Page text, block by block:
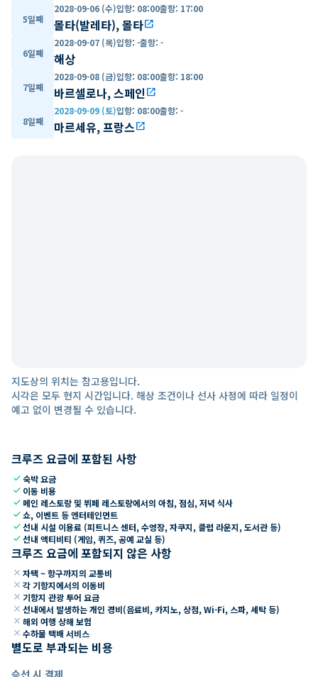
5일째
2028-09-06 (수)입항: 08:00출항: 17:00
몰타(발레타), 몰타open_in_new
6일째
2028-09-07 (목)입항: -출항: -
해상
7일째
2028-09-08 (금)입항: 08:00출항: 18:00
바르셀로나, 스페인open_in_new
8일째
2028-09-09 (토)입항: 08:00출항: -
마르세유, 프랑스open_in_new
지도상의 위치는 참고용입니다.
시각은 모두 현지 시간입니다. 해상 조건이나 선사 사정에 따라 일정이
예고 없이 변경될 수 있습니다.
크루즈 요금에 포함된 사항
check숙박 요금
check 이동 비용
check 메인 레스토랑 및 뷔페 레스토랑에서의 아침, 점심, 저녁 식사
check쇼, 이벤트 등 엔터테인먼트
check선내 시설 이용료 (피트니스 센터, 수영장, 자쿠지, 클럽 라운지, 도서관 등)
check선내 액티비티 (게임, 퀴즈, 공예 교실 등)
크루즈 요금에 포함되지 않은 사항
close 자택 ~ 항구까지의 교통비
close 각 기항지에서의 이동비
close 기항지 관광 투어 요금
close 선내에서 발생하는 개인 경비(음료비, 카지노, 상점, Wi-Fi, 스파, 세탁 등)
close 해외 여행 상해 보험
close 수하물 택배 서비스
별도로 부과되는 비용
승선 시 결제